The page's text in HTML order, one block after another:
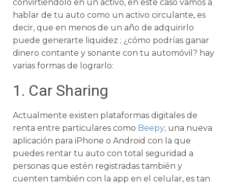
convirtiéndolo en un activo, en este caso vamos a
hablar de tu auto como un activo circulante, es
decir, que en menos de un año de adquirirlo
puede generarte liquidez ; ¿cómo podrías ganar
dinero contante y sonante con tu automóvil? hay
varias formas de lograrlo:
1. Car Sharing
Actualmente existen plataformas digitales de
renta entre particulares como Beepy; una nueva
aplicación para iPhone o Android con la que
puedes rentar tu auto con total seguridad a
personas que estén registradas también y
cuenten también con la app en el celular, es tan